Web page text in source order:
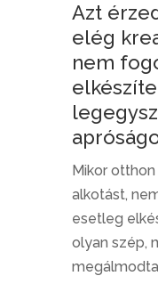
ELŐFIZETÉS
mennyiség
Azt
elég
nem
Mikor
alkotást,
esetleg
olyan szép,